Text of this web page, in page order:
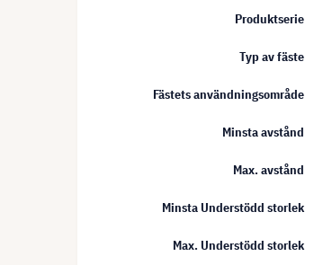
Produktserie
Typ av fäste
Fästets användningsområde
Minsta avstånd
Max. avstånd
Minsta Understödd storlek
Max. Understödd storlek